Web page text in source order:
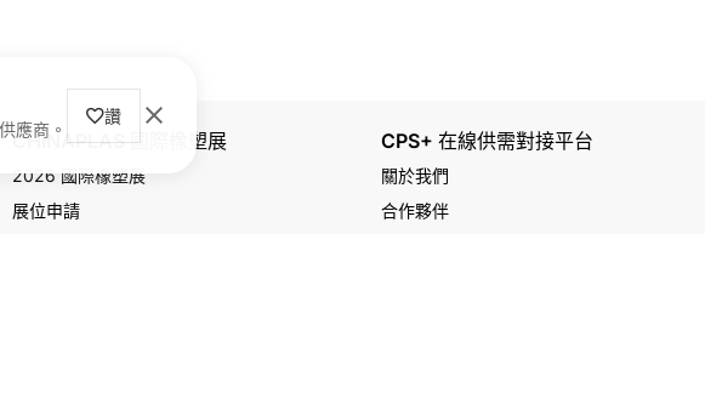
應商。
讚
CHINAPLAS 國際橡塑展
2026 國際橡塑展
展位申請
CPS+ 在線供需對接平台
關於我們
合作夥伴